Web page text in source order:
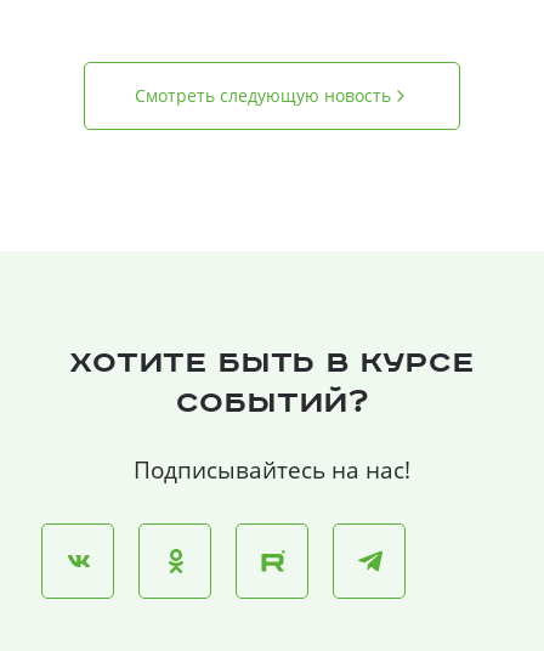
Смотреть следующую новость
Хотите быть в курсе
событий?
Подписывайтесь на нас!